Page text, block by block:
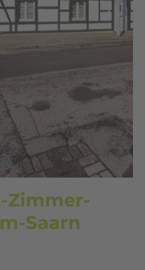
Zimmer-
Saarn